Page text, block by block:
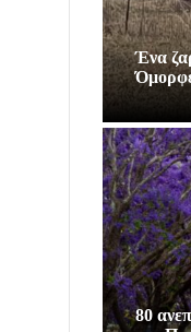
Ένα
80